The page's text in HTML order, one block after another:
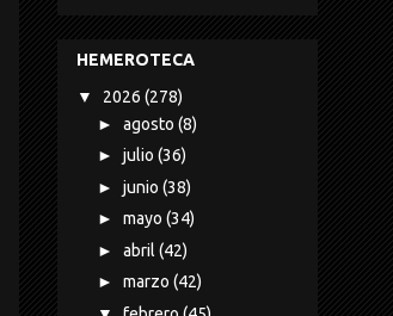
HEMEROTECA
▼ 2026 (278)
► agosto (8)
► julio (36)
► junio (38)
► mayo (34)
► abril (42)
► marzo (42)